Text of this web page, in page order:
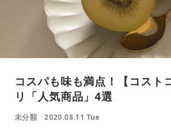
コスパも味も満点！【コスト
リ「人気商品」4選
未分類 2020.08.11 Tue